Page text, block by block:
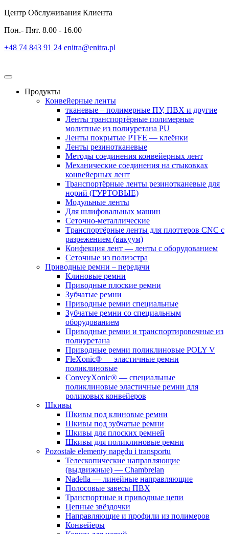
Центр Обслуживания Клиента
Пон.- Пят. 8.00 - 16.00
+48 74 843 91 24 enitra@enitra.pl
Продукты
Конвейерные ленты
тканевые – полимерные ПУ, ПВХ и другие
Ленты транспортёрные полимерные
молитные из полиуретана PU
Ленты покрытые PTFE — клеёнки
Ленты резинотканевые
Методы соединения конвейерных лент
Механические соединения на стыковках
конвейерных лент
Транспортёрные ленты резинотканевые для
норий (ГУРТОВЫЕ)
Модульные ленты
Для шлифовальных машин
Сеточно-металлические
Tрaнспортёрные ленты для плоттеров CNC с
разрежением (вaкуум)
Конфекция лент — ленты с оборудованием
Сеточные из полиэстра
Приводные ремни – передачи
Клиновые ремни
Приводные плоские ремни
Зубчатые ремни
Приводные ремни специальные
Зубчатые ремни со специальным
оборудованием
Приводные ремни и транспортировочные из
полиуретана
Приводные ремни поликлиновые POLY V
FleXonic® — эластичные ремни
поликлиновые
ConveyXonic® — специальные
поликлиновые эластичные ремни для
роликовых конвейеров
Шкивы
Шкивы под клиновые ремни
Шкивы под зубчатые ремни
Шкивы для плоских ремней
Шкивы для поликлиновые ремни
Pozostałe elementy napędu i transportu
Телескопические направляющие
(выдвижные) — Chambrelan
Nadella — линейные направляющие
Полосовые завесы ПВХ
Транспортные и приводные цепи
Цепные звёздочки
Направляющие и профили из полимеров
Конвейеры